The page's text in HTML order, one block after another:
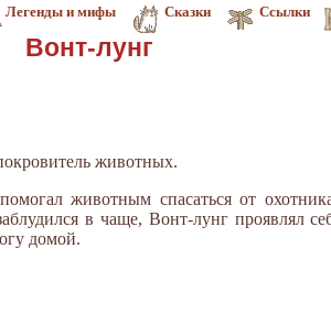
Легенды и мифы Сказки Ссылки
Вонт-лунг
животных.
животным спасаться от
в чаще, Вонт-лунг проявлял
домой.